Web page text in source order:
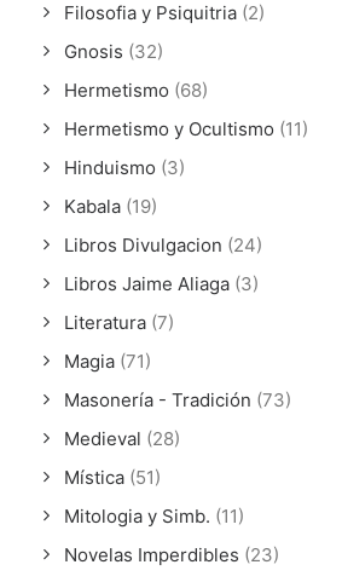
Filosofia y Psiquitria (2)
Gnosis (32)
Hermetismo (68)
Hermetismo y Ocultismo (11)
Hinduismo (3)
Kabala (19)
Libros Divulgacion (24)
Libros Jaime Aliaga (3)
Literatura (7)
Magia (71)
Masonería - Tradición (73)
Medieval (28)
Mística (51)
Mitologia y Simb. (11)
Novelas Imperdibles (23)